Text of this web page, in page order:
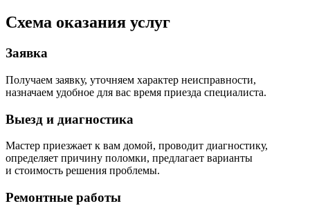
Схема оказания услуг
Заявка
Получаем заявку, уточняем характер неисправности,
назначаем удобное для вас время приезда специалиста.
Выезд и диагностика
Мастер приезжает к вам домой, проводит диагностику,
определяет причину поломки, предлагает варианты
и стоимость решения проблемы.
Ремонтные работы